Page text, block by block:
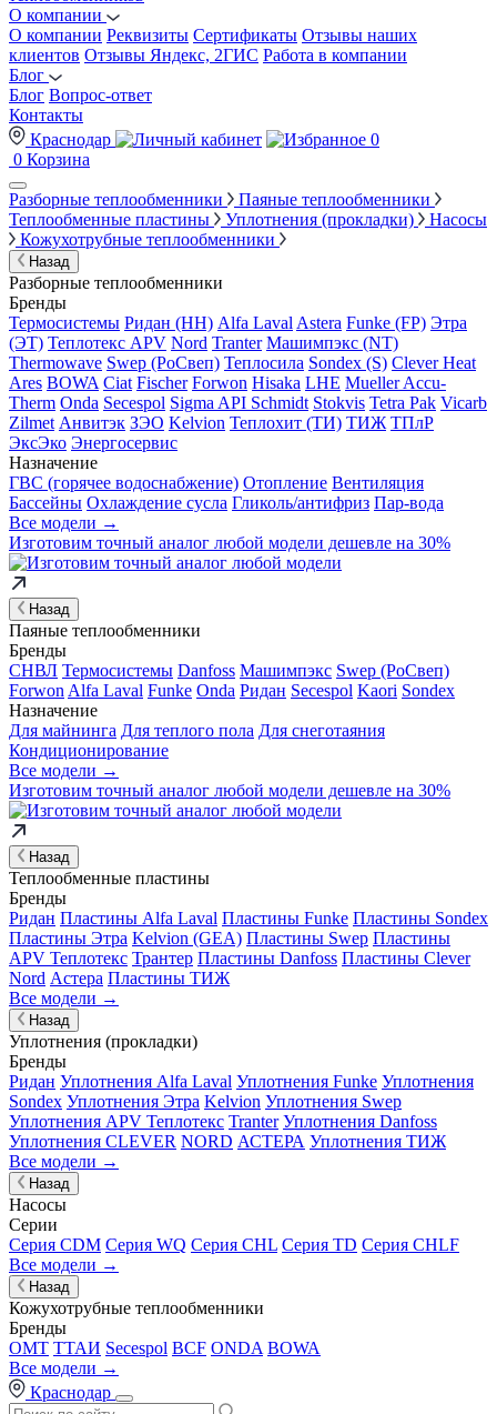
О компании
О компании Реквизиты Сертификаты Отзывы наших
клиентов Отзывы Яндекс, 2ГИС Работа в компании
Блог
Блог Вопрос-ответ
Контакты
Краснодар
0
0 Корзина
Разборные теплообменники
Паяные теплообменники
Теплообменные пластины
Уплотнения (прокладки)
Насосы
Кожухотрубные теплообменники
Назад
Разборные теплообменники
Бренды
Термосистемы Ридан (НН) Alfa Laval Astera Funke (FP) Этра
(ЭТ) Теплотекс APV Nord Tranter Машимпэкс (NT)
Thermowave Swep (РоСвеп) Теплосила Sondex (S) Clever Heat
Ares BOWA Ciat Fischer Forwon Hisaka LHE Mueller Accu-
Therm Onda Secespol Sigma API Schmidt Stokvis Tetra Pak Vicarb
Zilmet Анвитэк ЗЭО Kelvion Теплохит (ТИ) ТИЖ ТПлР
ЭксЭко Энергосервис
Назначение
ГВС (горячее водоснабжение) Отопление Вентиляция
Бассейны Охлаждение сусла Гликоль/антифриз Пар-вода
Все модели →
Изготовим точный аналог любой модели дешевле на 30%
Назад
Паяные теплообменники
Бренды
СНВЛ Термосистемы Danfoss Машимпэкс Swep (РоСвеп)
Forwon Alfa Laval Funke Onda Ридан Secespol Kaori Sondex
Назначение
Для майнинга Для теплого пола Для снеготаяния
Кондиционирование
Все модели →
Изготовим точный аналог любой модели дешевле на 30%
Назад
Теплообменные пластины
Бренды
Ридан Пластины Alfa Laval Пластины Funke Пластины Sondex
Пластины Этра Kelvion (GEA) Пластины Swep Пластины
APV Теплотекс Трантер Пластины Danfoss Пластины Clever
Nord Астера Пластины ТИЖ
Все модели →
Назад
Уплотнения (прокладки)
Бренды
Ридан Уплотнения Alfa Laval Уплотнения Funke Уплотнения
Sondex Уплотнения Этра Kelvion Уплотнения Swep
Уплотнения APV Теплотекс Tranter Уплотнения Danfoss
Уплотнения CLEVER NORD АСТЕРА Уплотнения ТИЖ
Все модели →
Назад
Насосы
Серии
Серия CDM Серия WQ Серия CHL Серия TD Серия CHLF
Все модели →
Назад
Кожухотрубные теплообменники
Бренды
OMT ТТАИ Secespol BCF ONDA BOWA
Все модели →
Краснодар